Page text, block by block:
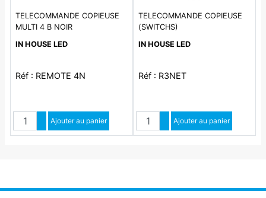
TELECOMMANDE COPIEUSE
MULTI 4 B NOIR
IN HOUSE LED
Réf : REMOTE 4N
QuantitéAugmenter quantité
Diminuer quantité
Ajouter au panier
TELECOMMANDE COPIEUSE
(SWITCHS)
IN HOUSE LED
Réf : R3NET
QuantitéAugmenter quantité
Diminuer quantité
Ajouter au panier